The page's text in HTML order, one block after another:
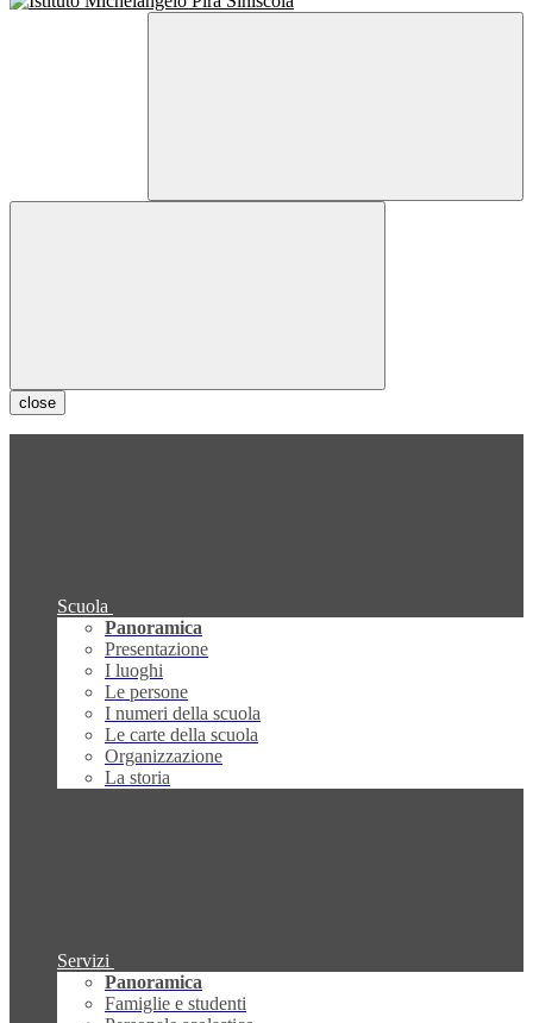
close
Scuola
Panoramica
Presentazione
I luoghi
Le persone
I numeri della scuola
Le carte della scuola
Organizzazione
La storia
Servizi
Panoramica
Famiglie e studenti